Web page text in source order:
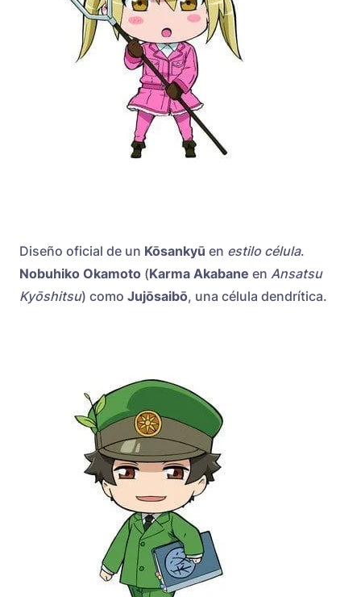
Diseño oficial de un Kōsankyū en estilo célula.
Nobuhiko Okamoto (Karma Akabane en Ansatsu
Kyōshitsu) como Jujōsaibō, una célula dendrítica.